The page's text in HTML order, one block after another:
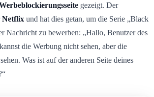
gezeigt. Der
Netflix und hat dies getan, um die Serie „Black
Nachricht zu bewerben: „Hallo, Benutzer des
die Werbung nicht sehen, aber die
Was ist auf der anderen Seite deines